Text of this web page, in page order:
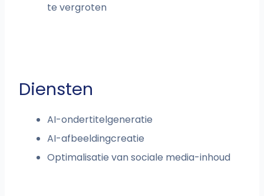
te vergroten
Diensten
AI-ondertitelgeneratie
AI-afbeeldingcreatie
Optimalisatie van sociale media-inhoud